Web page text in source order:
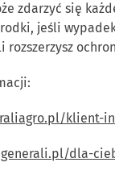
zdarzyć się
jeśli
rozszerzysz
klient-
dla-